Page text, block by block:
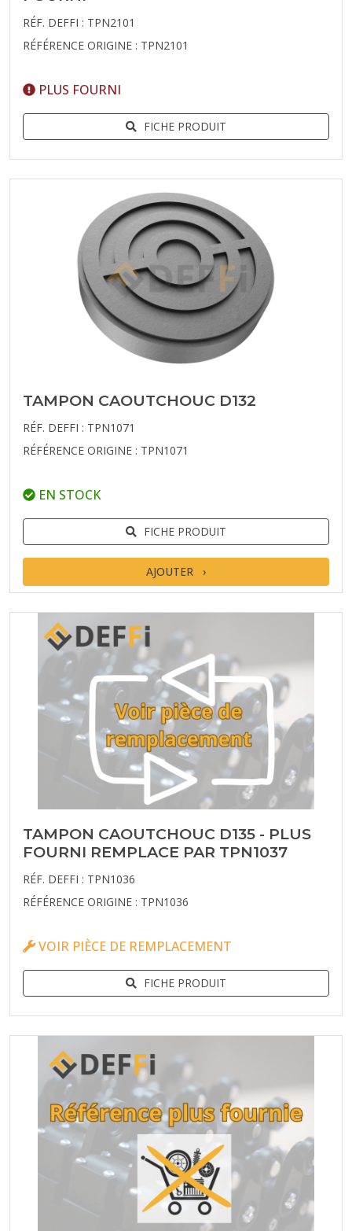
RÉF. DEFFI : TPN2101
RÉFÉRENCE ORIGINE : TPN2101
PLUS FOURNI
FICHE PRODUIT
TAMPON CAOUTCHOUC D132
RÉF. DEFFI : TPN1071
RÉFÉRENCE ORIGINE : TPN1071
EN STOCK
FICHE PRODUIT
AJOUTER
TAMPON CAOUTCHOUC D135 - PLUS
FOURNI REMPLACE PAR TPN1037
RÉF. DEFFI : TPN1036
RÉFÉRENCE ORIGINE : TPN1036
VOIR PIÈCE DE REMPLACEMENT
FICHE PRODUIT